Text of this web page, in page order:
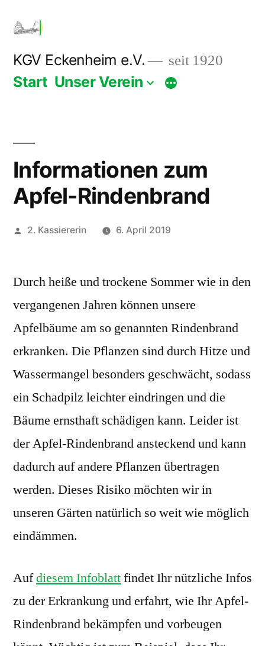
Inhalt
springen
KGV Eckenheim e.V. seit 1920
Start Unser Verein
Informationen zum
Apfel-Rindenbrand
Veröffentlicht
2. Kassiererin 6. April 2019
Durch heiße und trockene Sommer wie in den
vergangenen Jahren können unsere
Apfelbäume am so genannten Rindenbrand
erkranken. Die Pflanzen sind durch Hitze und
Wassermangel besonders geschwächt, sodass
ein Schadpilz leichter eindringen und die
Bäume ernsthaft schädigen kann. Leider ist
der Apfel-Rindenbrand ansteckend und kann
dadurch auf andere Pflanzen übertragen
werden. Dieses Risiko möchten wir in
unseren Gärten natürlich so weit wie möglich
eindämmen.
Aufdiesem Infoblattfindet Ihr nützliche Infos
zu der Erkrankung und erfahrt, wie Ihr Apfel-
Rindenbrand bekämpfen und vorbeugen